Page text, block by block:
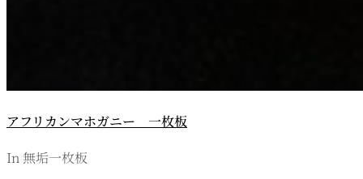
アフリカンマホガニー 一枚板
In 無垢一枚板